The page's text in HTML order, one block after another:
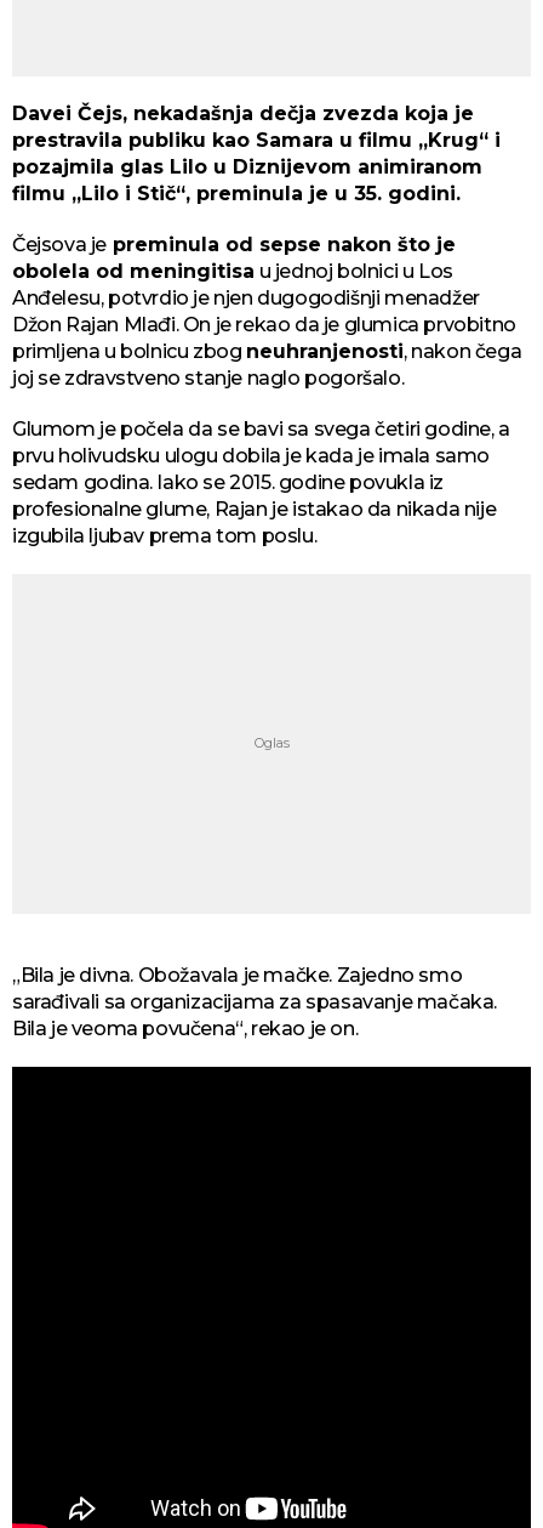
Davei Čejs, nekadašnja dečja zvezda koja je
prestravila publiku kao Samara u filmu „Krug“ i
pozajmila glas Lilo u Diznijevom animiranom
filmu „Lilo i Stič“, preminula je u 35. godini.
Čejsova je preminula od sepse nakon što je
obolela od meningitisa u jednoj bolnici u Los
Anđelesu, potvrdio je njen dugogodišnji menadžer
Džon Rajan Mlađi. On je rekao da je glumica prvobitno
primljena u bolnicu zbog neuhranjenosti, nakon čega
joj se zdravstveno stanje naglo pogoršalo.
Glumom je počela da se bavi sa svega četiri godine, a
prvu holivudsku ulogu dobila je kada je imala samo
sedam godina. Iako se 2015. godine povukla iz
profesionalne glume, Rajan je istakao da nikada nije
izgubila ljubav prema tom poslu.
„Bila je divna. Obožavala je mačke. Zajedno smo
sarađivali sa organizacijama za spasavanje mačaka.
Bila je veoma povučena“, rekao je on.